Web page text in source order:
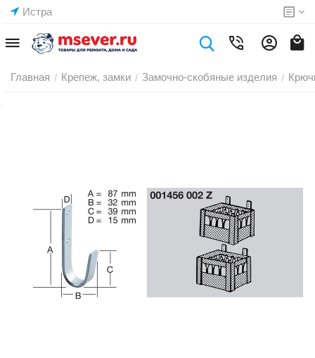
Истра
Главная / Крепеж, замки / Замочно-скобяные изделия /